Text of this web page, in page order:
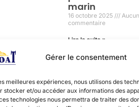
Gérer le consentement
meilleures expériences, nous utilisons des
stocker et/ou accéder aux informations des
technologies nous permettra de traiter des
marin
16 octobre 2025
Aucun
commentaire
Lire la suite »